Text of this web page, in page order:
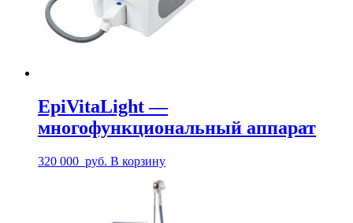
EpiVitaLight —
многофункциональный аппарат
320 000 руб. В корзину